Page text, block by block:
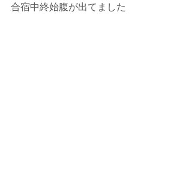
合宿中終始腹が出てました